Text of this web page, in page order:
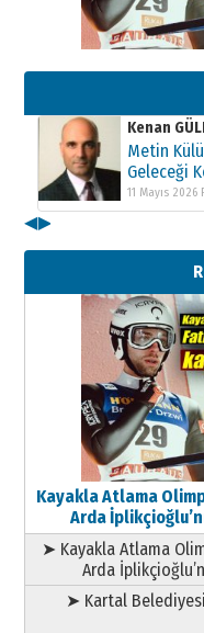
Kenan
Metin
11 Mayıs
Kenan
Metin
Geleceği
11 Mayıs 2026
Metin
Geleceği
11 Mayıs 2026
◀▶
Kayakla Atlama
Arda
➤ Kayakla Atlama
Arda
➤ Kartal